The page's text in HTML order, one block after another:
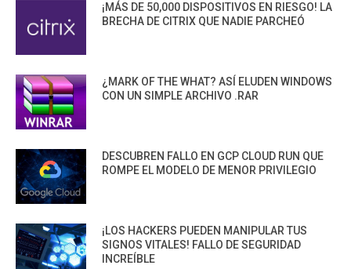
¡MÁS DE 50,000 DISPOSITIVOS EN RIESGO! LA
BRECHA DE CITRIX QUE NADIE PARCHEÓ
¿MARK OF THE WHAT? ASÍ ELUDEN WINDOWS
CON UN SIMPLE ARCHIVO .RAR
DESCUBREN FALLO EN GCP CLOUD RUN QUE
ROMPE EL MODELO DE MENOR PRIVILEGIO
¡LOS HACKERS PUEDEN MANIPULAR TUS
SIGNOS VITALES! FALLO DE SEGURIDAD
INCREÍBLE